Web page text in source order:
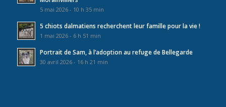
5 mai 2026 - 10 h 35 min
5 chiots dalmatiens recherchent leur famille pour la vie !
1 mai 2026 - 6 h 51 min
Portrait de Sam, à l’adoption au refuge de Bellegarde
30 avril 2026 - 16 h 21 min